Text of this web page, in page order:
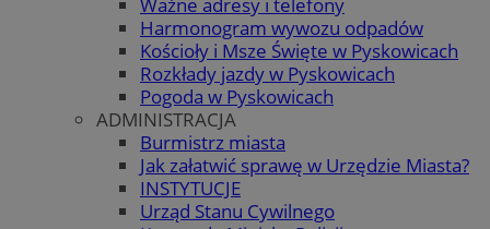
Harmonogram wywozu odpadów
Kościoły i Msze Święte w Pyskowicach
Rozkłady jazdy w Pyskowicach
Pogoda w Pyskowicach
ADMINISTRACJA
Burmistrz miasta
Jak załatwić sprawę w Urzędzie Miasta?
INSTYTUCJE
Urząd Stanu Cywilnego